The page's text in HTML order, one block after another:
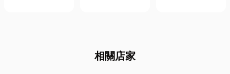
秋送禮選擇，
相關店家